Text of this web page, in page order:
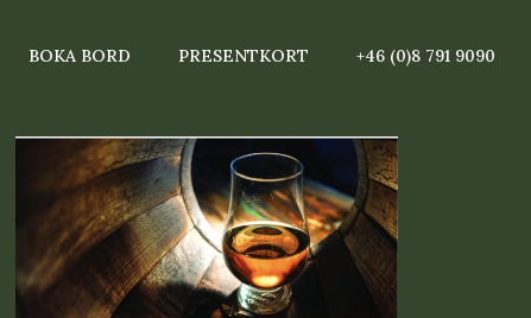
BOKA BORD PRESENTKORT +46 (0)8 791 9090